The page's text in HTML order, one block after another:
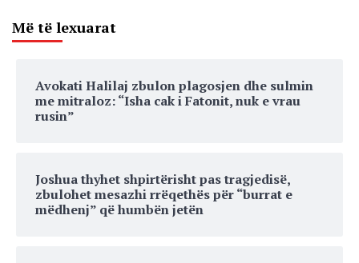
Më të lexuarat
Avokati Halilaj zbulon plagosjen dhe sulmin
me mitraloz: “Isha cak i Fatonit, nuk e vrau
rusin”
Joshua thyhet shpirtërisht pas tragjedisë,
zbulohet mesazhi rrëqethës për “burrat e
mëdhenj” që humbën jetën